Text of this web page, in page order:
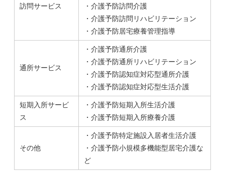
訪問サービス
・介護予防訪問介護
・介護予防訪問リハビリテーション
・介護予防居宅療養管理指導
通所サービス
・介護予防通所介護
・介護予防通所リハビリテーション
・介護予防認知症対応型通所介護
・介護予防認知症対応型生活介護
短期入所サービ
ス
・介護予防短期入所生活介護
・介護予防短期入所療養介護
その他
・介護予防特定施設入居者生活介護
・介護予防小規模多機能型居宅介護な
ど